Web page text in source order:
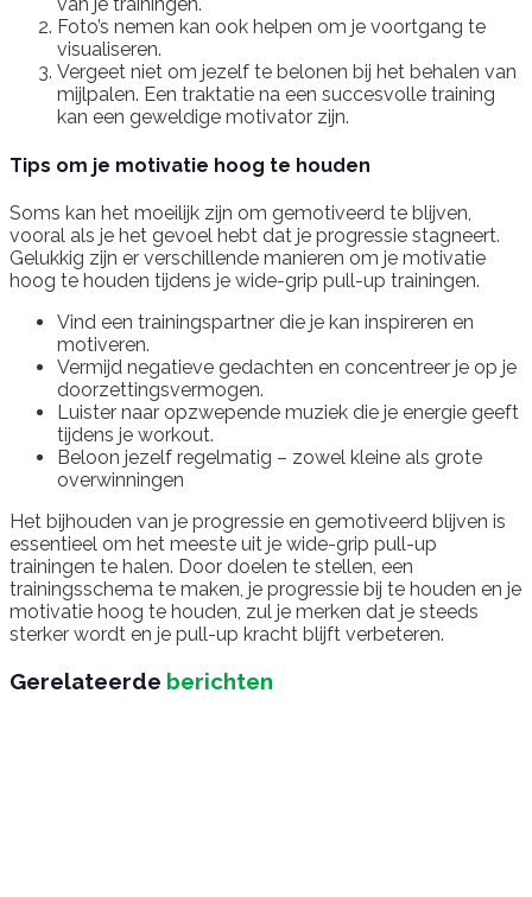
van je trainingen.
Foto’s nemen kan ook helpen om je voortgang te
visualiseren.
Vergeet niet om jezelf te belonen bij het behalen van
mijlpalen. Een traktatie na een succesvolle training
kan een geweldige motivator zijn.
Tips om je motivatie hoog te houden
Soms kan het moeilijk zijn om gemotiveerd te blijven,
vooral als je het gevoel hebt dat je progressie stagneert.
Gelukkig zijn er verschillende manieren om je motivatie
hoog te houden tijdens je wide-grip pull-up trainingen.
Vind een trainingspartner die je kan inspireren en
motiveren.
Vermijd negatieve gedachten en concentreer je op je
doorzettingsvermogen.
Luister naar opzwepende muziek die je energie geeft
tijdens je workout.
Beloon jezelf regelmatig – zowel kleine als grote
overwinningen
Het bijhouden van je progressie en gemotiveerd blijven is
essentieel om het meeste uit je wide-grip pull-up
trainingen te halen. Door doelen te stellen, een
trainingsschema te maken, je progressie bij te houden en je
motivatie hoog te houden, zul je merken dat je steeds
sterker wordt en je pull-up kracht blijft verbeteren.
Gerelateerde berichten